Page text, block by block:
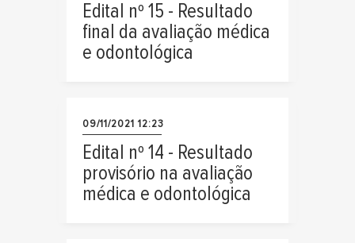
Edital nº 15 - Resultado
final da avaliação médica
e odontológica
09/11/2021 12:23
Edital nº 14 - Resultado
provisório na avaliação
médica e odontológica